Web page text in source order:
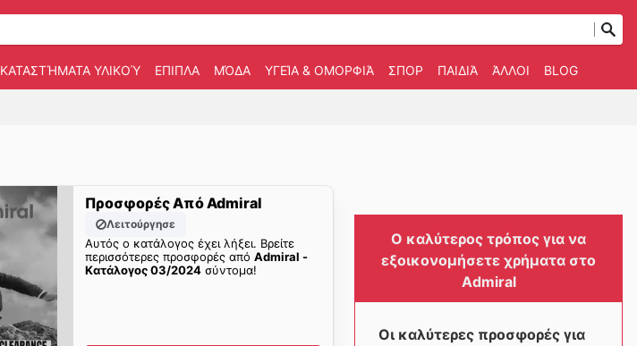
ΚΑΤΑΣΤΉΜΑΤΑ ΥΛΙΚΟΎ ΕΠΙΠΛΑ ΜΌΔΑ ΥΓΕΊΑ & ΟΜΟΡΦΙΆ ΣΠΟΡ ΠΑΙΔΙΆ ΆΛΛΟΙ BLOG
Προσφορές Από Admiral
Λειτούργησε
Αυτός ο κατάλογος έχει λήξει. Βρείτε
περισσότερες προσφορές απόAdmiral -
Kατάλογος 03/2024 σύντομα!
Ο καλύτερος τρόπος για να
εξοικονομήσετε χρήματα στο
Admiral
Οι καλύτερες προσφορές για